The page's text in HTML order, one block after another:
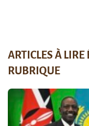
ARTICLES À
RUBRIQUE